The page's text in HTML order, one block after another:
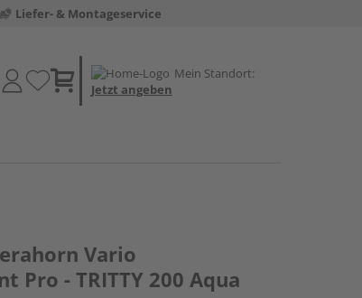
Liefer- & Montageservice
Mein Standort:
Jetzt angeben
Vario
Pro - TRITTY 200 Aqua